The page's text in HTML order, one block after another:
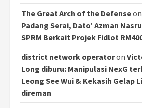
The Great Arch of the Defenseon
Padang Serai, Dato’ Azman
SPRM Berkait Projek Fidlot
district network operatoron
Long diburu: Manipulasi NexG
Leong See Wui & Kekasih Gelap
direman